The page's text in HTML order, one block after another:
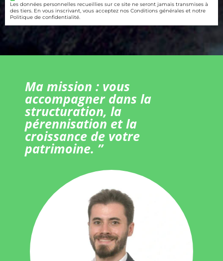
Les données personnelles recueillies sur ce site ne seront jamais transmises à
des tiers. En vous inscrivant, vous acceptez nos Conditions générales et notre
Politique de confidentialité.
Ma mission : vous
accompagner dans la
structuration, la
pérennisation et la
croissance de votre
patrimoine. ”